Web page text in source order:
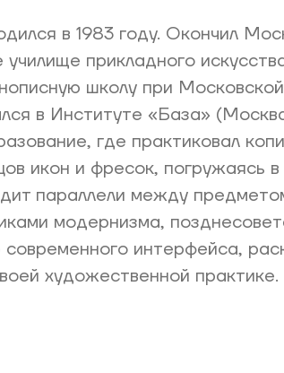
в 1983 году. Окончил
прикладного
школу при
в Институте «База»
где практиковал
икон и фресок, погружаясь
параллели между
модернизма,
современного интерфейса,
художественной практике.